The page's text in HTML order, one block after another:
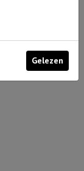
Gelezen